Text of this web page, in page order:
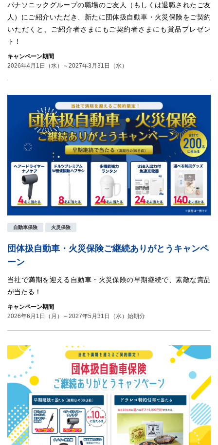
パナソニックグループの職場のご友人（もしくは退職されたご友
人）にご紹介いただき、新たに団体扱自動車・火災保険をご契約
いただくと、ご紹介者さまにもご契約者さまにも賞品プレゼン
ト！
キャンペーン期間
2026年4月1日（水）～2027年3月31日（水）
自動車保険 火災保険
団体扱自動車・火災保険ご継続ありがとうキャンペ
ーン
当社で満期を迎える自動車・火災保険の早期継続で、素敵な賞品
が当たる！
キャンペーン期間
2026年6月1日（月）～2027年5月31日（水）始期分